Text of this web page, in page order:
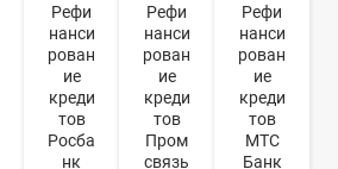
Рефи
нанси
рован
ие
креди
тов
Росба
нк
Рефи
нанси
рован
ие
креди
тов
Пром
связь
Рефи
нанси
рован
ие
креди
тов
МТС
Банк